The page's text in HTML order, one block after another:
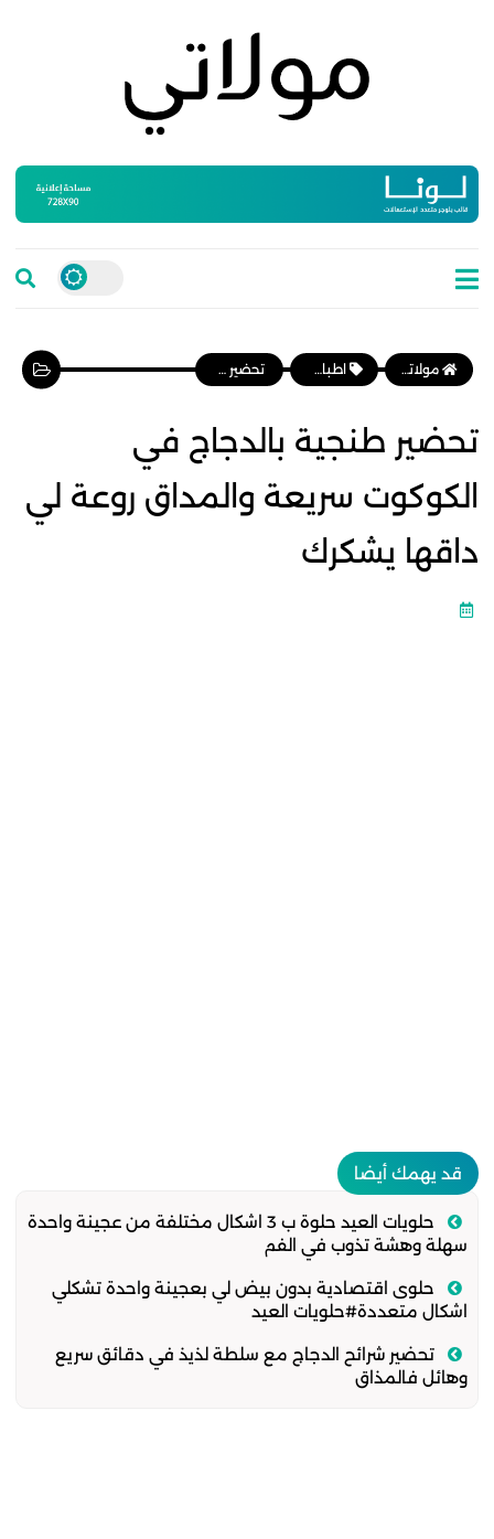
مولاتي موقع نسائي مغربي يهتم بالمرأة المغربية، وأخبار الأسرة و المجتمع اطباق رئيسية تحضير طنجية بالدجاج في الكوكوت سريعة والمداق روعة لي داقها يشكرك
تحضير طنجية بالدجاج في
الكوكوت سريعة والمداق روعة لي
داقها يشكرك
قد يهمك أيضا
حلويات العيد حلوة ب 3 اشكال مختلفة من عجينة واحدة
سهلة وهشة تذوب في الفم
حلوى اقتصادية بدون بيض لي بعجينة واحدة تشكلي
اشكال متعددة#حلويات العيد
تحضير شرائح الدجاج مع سلطة لذيذ في دقائق سريع
وهائل فالمذاق